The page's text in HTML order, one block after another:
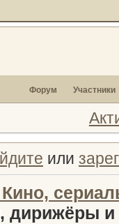
Форум Участники
или
дирижёры